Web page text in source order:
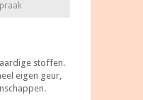
stoffen.
eigen geur,